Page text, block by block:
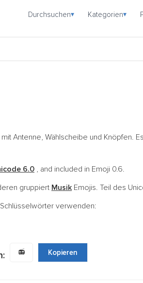
Durchsuchen▾ Kategorien▾
Antenne, Wählscheibe und Knöpfen.
6.0 , and included in Emoji 0.6.
gruppiert Musik Emojis. Teil des
verwenden:
📻 Kopieren